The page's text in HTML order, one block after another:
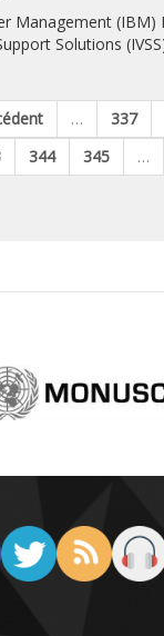
Management (IBM)
Solutions
… 337
344 345 …